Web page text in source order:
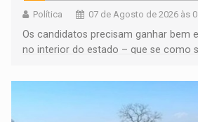
Política 07 de Agosto de 2026 às
Os candidatos precisam ganhar bem
no interior do estado – que se como
garantir